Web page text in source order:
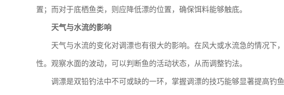
置；而对于底栖鱼类，则应降低漂的位置，确保饵料能够触底。
天气与水流的影响
天气与水流的变化对调漂也有很大的影响。在风大或水流急的情况下
性。观察水面的波动，可以判断鱼的活动状态，从而调整钓法。
调漂是双铅钓法中不可或缺的一环，掌握调漂的技巧能够显著提高钓